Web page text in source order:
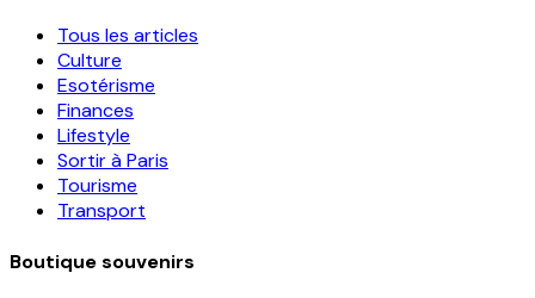
Tous les articles
Culture
Esotérisme
Finances
Lifestyle
Sortir à Paris
Tourisme
Transport
Boutique souvenirs